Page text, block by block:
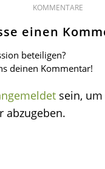
KOMMENTARE
einen
beteiligen?
deinen Kommentar!
sein, um
abzugeben.